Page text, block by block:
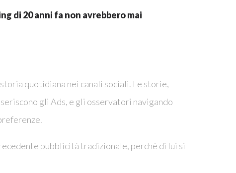
di 20 anni fa non avrebbero mai
quotidiana nei canali sociali. Le storie,
gli Ads, e gli osservatori navigando
pubblicità tradizionale, perchè di lui si